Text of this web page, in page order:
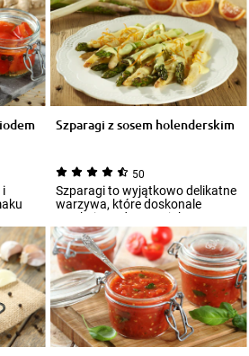
i
Szparagi z sosem holenderskim
50
Szparagi to wyjątkowo delikatne
warzywa, które doskonale
smakują podawane jako
samodzielne danie...